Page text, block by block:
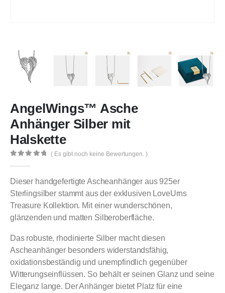
AngelWings™ Asche
Anhänger Silber mit
Halskette
( Es gibt noch keine Bewertungen. )
Dieser handgefertigte Ascheanhänger aus 925er
Sterlingsilber stammt aus der exklusiven LoveUrns
Treasure Kollektion. Mit einer wunderschönen,
glänzenden und matten Silberoberfläche.
Das robuste, rhodinierte Silber macht diesen
Ascheanhänger besonders widerstandsfähig,
oxidationsbeständig und unempfindlich gegenüber
Witterungseinflüssen. So behält er seinen Glanz und seine
Eleganz lange. Der Anhänger bietet Platz für eine